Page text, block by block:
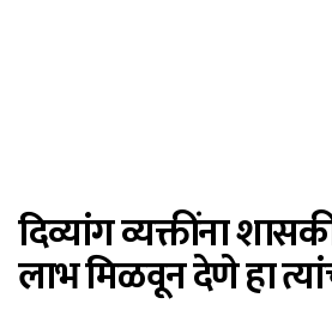
दिव्यांग व्यक्तींना
लाभ मिळवून देणे हा